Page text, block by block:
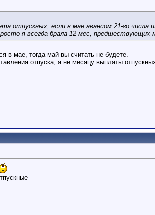
отпускных, если в мае авансом 21-го
я всегда брала 12 мес,
в мае, тогда май вы считать не будете.
отпуска, а не месяцу выплаты